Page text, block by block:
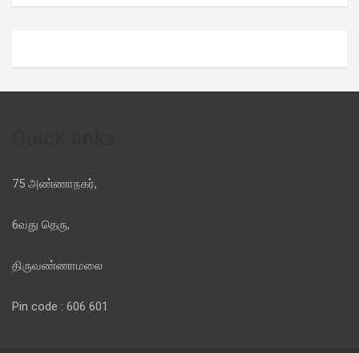
75 அண்ணாநகர்,
6வது தெரு,
திருவண்ணாமலை
Pin code : 606 601